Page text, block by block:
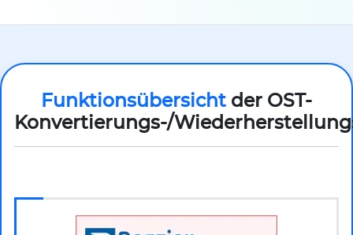
Funktionsübersicht der OST-
Konvertierungs-/